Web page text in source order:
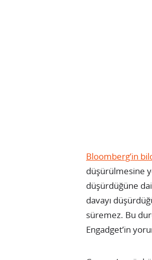
Bloomberg’in
düşürülmesine
düşürdüğüne
davayı
süremez. Bu
Engadget’in